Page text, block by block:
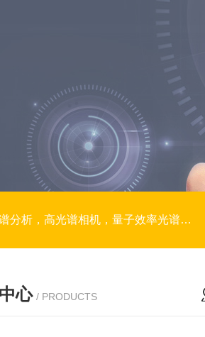
光谱，BRDF系统，拉曼光谱，模块与子系统，服务与定制
心 / PRODUCTS